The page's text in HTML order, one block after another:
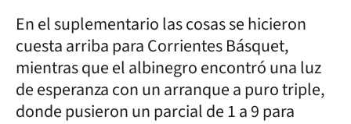
En el suplementario las cosas se hicieron
cuesta arriba para Corrientes Básquet,
mientras que el albinegro encontró una luz
de esperanza con un arranque a puro triple,
donde pusieron un parcial de 1 a 9 para